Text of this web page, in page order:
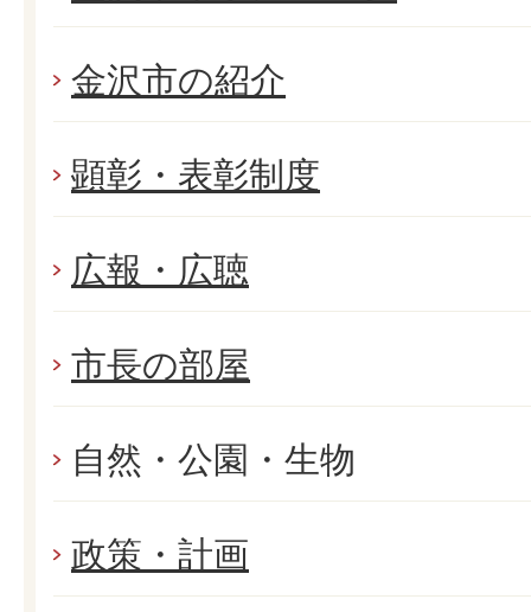
金沢市の紹介
顕彰・表彰制度
広報・広聴
市長の部屋
自然・公園・生物
政策・計画